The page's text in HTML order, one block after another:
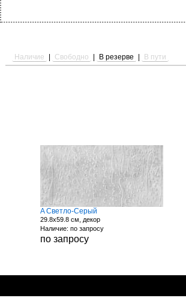
Наличие Свободно В резерве В пути
A Светло-Серый
29.8x59.8 см, декор
Наличие: по запросу
по запросу